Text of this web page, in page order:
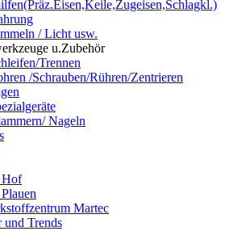
/ Licht usw.
u.Zubehör
Trennen
/Schrauben/Rühren/Zentrieren
Nageln
Hof
Martec
und Trends